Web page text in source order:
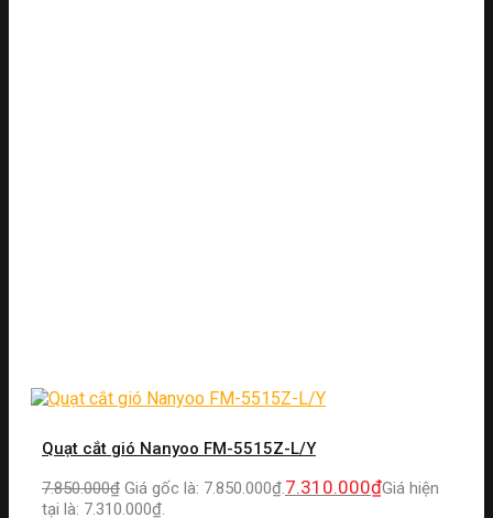
Quạt cắt gió Nanyoo FM-5515Z-L/Y
7.850.000₫ Giá gốc là: 7.850.000₫.7.310.000₫Giá hiện
tại là: 7.310.000₫.